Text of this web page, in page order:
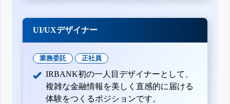
UI/UXデザイナー
業務委託 正社員
IRBANK初の一人目デザイナーとして、
複雑な金融情報を美しく直感的に届ける
体験をつくるポジションです。